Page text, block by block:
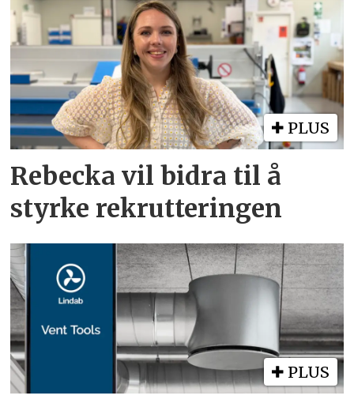
PLUS
Rebecka vil bidra til å
styrke rekrutteringen
PLUS